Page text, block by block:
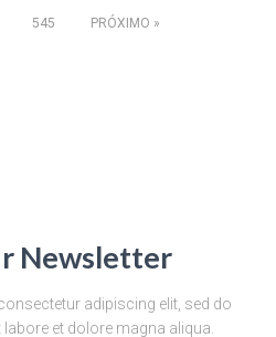
545 PRÓXIMO
Newsletter
adipiscing elit, sed do
et dolore magna aliqua.